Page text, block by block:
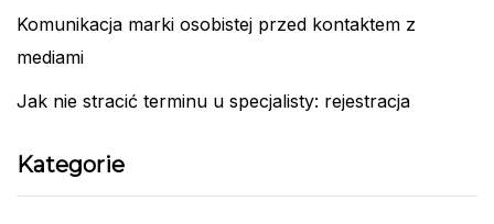
Komunikacja marki osobistej przed kontaktem z
mediami
Jak nie stracić terminu u specjalisty: rejestracja
Kategorie